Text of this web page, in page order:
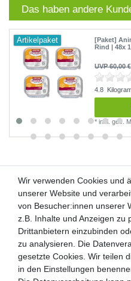
Das haben andere
Artikelpaket
[Paket]
Rind | 48x
UVP 60,00 €
4.8
*inkl. ges.
Kunden-Anfragen:
Über uns
Zahlung und Versand
Retouren
Wir verwenden Cookies und
unserer Website und
von Besucher:innen unserer
z.B. Inhalte und Anzeigen zu
Drittanbietern einzubinden
zu analysieren. Die
gesetzte Cookies. Wir teilen
in den Einstellungen
Wir verwenden Cookies und
unserer Website und
von Besucher:innen unserer
z.B. Inhalte und Anzeigen zu
Drittanbietern einzubinden
zu analysieren. Die
gesetzte Cookies. Wir teilen
in den Einstellungen